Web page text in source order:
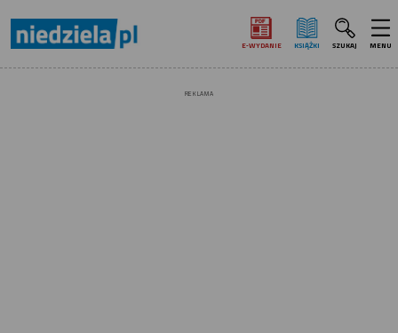
E‑WYDANIE KSIĄŻKI SZUKAJ MENU
REKLAMA